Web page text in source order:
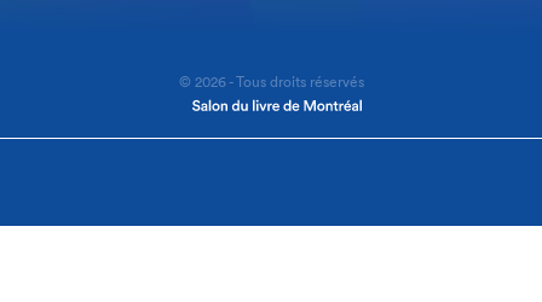
© 2026 - Tous droits réservés